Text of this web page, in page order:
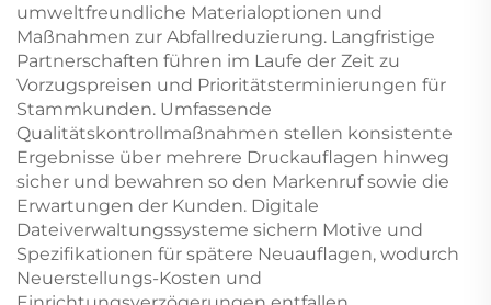
umweltfreundliche Materialoptionen und
Maßnahmen zur Abfallreduzierung. Langfristige
Partnerschaften führen im Laufe der Zeit zu
Vorzugspreisen und Prioritätsterminierungen für
Stammkunden. Umfassende
Qualitätskontrollmaßnahmen stellen konsistente
Ergebnisse über mehrere Druckauflagen hinweg
sicher und bewahren so den Markenruf sowie die
Erwartungen der Kunden. Digitale
Dateiverwaltungssysteme sichern Motive und
Spezifikationen für spätere Neuauflagen, wodurch
Neuerstellungs-Kosten und